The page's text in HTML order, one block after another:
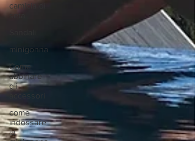
camicia di
seta
minigonna
Come
abbinare
gli
accessori
come
indossare
la